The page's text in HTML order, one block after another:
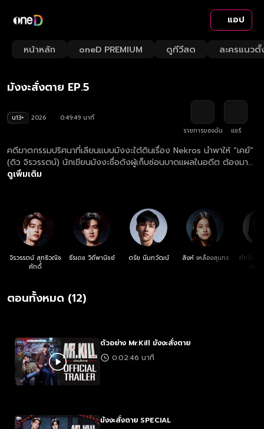
แอป
หน้าหลัก oneD PREMIUM ดูทีวีสด ละครแนวตั้
Loaded:
1.99%
Rate
มังงะสั่งตาย EP.5
น13+ 2026
0:49:49 นาที
รายการของฉัน
แชร์
คดีฆาตกรรมปริศนาที่เลียนแบบมังงะใต้ดินเรื่อง Nekros นำพาให้ “เคย์”
(ดิว จิรวรรตน์) นักเขียนมังงะชื่อดังผู้เก็บซ่อนบาดแผลในอดีต ต้องมา
พัวพันกับการสืบสวนของ “ภัทร” (ธี ธีรเดช) นายตำรวจหนุ่มผู้ยึดมั่นใน
เดียวกัน เมื่อความจริงเบื้องหลังคดีเผยออกมา ทั้งเคย์และภัทรต้อง
เผชิญหน้ากับอดีตอันเจ็บปวด รวมถึงการตัดสินใจครั้งสำคัญระหว่าง
"การล้างแค้น" กับ "ความยุติธรรม" เรื่องราวเข้มข้นของมิตรภาพ ความ
เชื่อใจ และการต่อสู้กับด้านมืดในจิตใจ จึงเริ่มต้นขึ้น พร้อมปริศนาที่จะพา
ทุกคนมาหาคำตอบใน ซีรีส์ ‘Mr.Kill มังงะสั่งตาย’
ดูเพิ่มเติม
จิรวรรตน์ สุทธิวณิช
ศักดิ์
ธีรเดช วิถีพานิชย์ ตรัย นิ่มทวัฒน์ สิงห์ เหลืองสุนทร
ภัทริยาก
ตอนทั้งหมด (12)
ตัวอย่าง Mr.Kill มังงะสั่งตาย
0:02:46 นาที
มังงะสั่งตาย SPECIAL